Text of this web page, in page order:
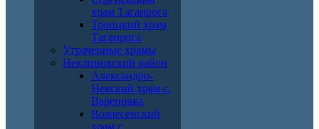
храм Таганрога
Троицкий храм
Таганрога
Утраченные храмы
Неклиновский район
Александро-
Невский храм с.
Вареновка
Вознесенский
храм с.